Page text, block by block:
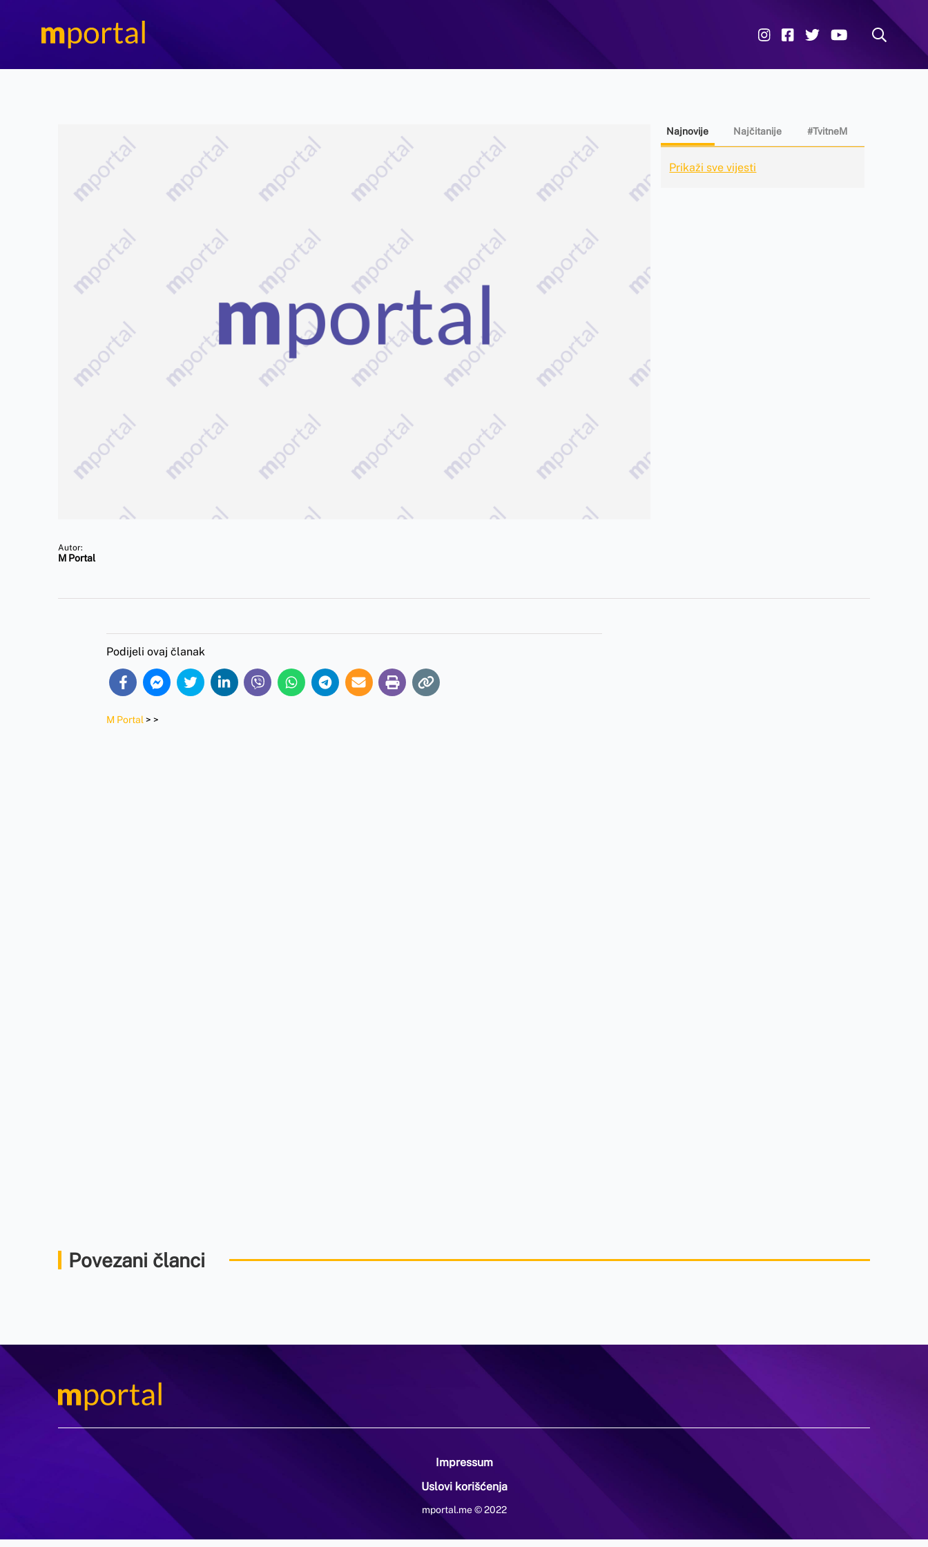
Autor:
M Portal
Najnovije Najčitanije #TvitneM
Prikaži sve vijesti
Podijeli ovaj članak
M Portal > >
Povezani članci
Impressum
Uslovi korišćenja
mportal.me © 2022